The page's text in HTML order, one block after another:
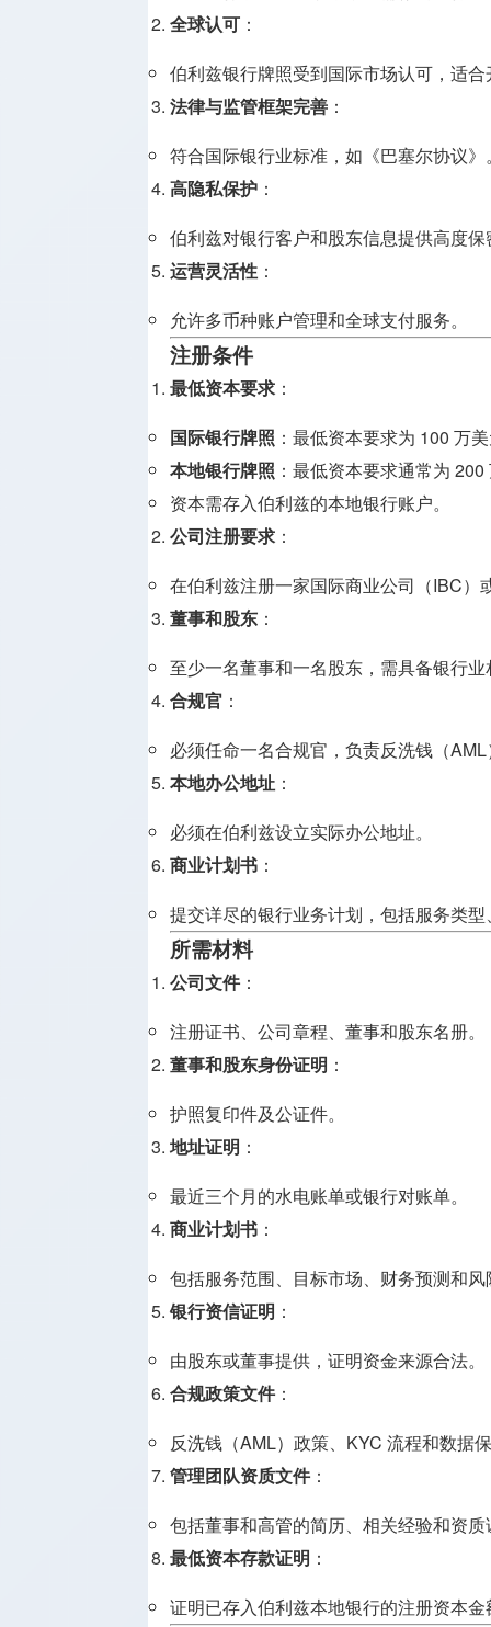
全球认可 ：
伯利兹银行牌照受到国际市场认可，适
法律与监管框架完善 ：
符合国际银行业标准，如《巴塞尔协议》
高隐私保护 ：
伯利兹对银行客户和股东信息提供高度保
运营灵活性 ：
允许多币种账户管理和全球支付服务。
注册条件
最低资本要求 ：
国际银行牌照 ：最低资本要求为 100 万
本地银行牌照 ：最低资本要求通常为
资本需存入伯利兹的本地银行账户。
公司注册要求 ：
在伯利兹注册一家国际商业公司（IBC）
董事和股东 ：
至少一名董事和一名股东，需具备银行
合规官 ：
必须任命一名合规官，负责反洗钱（
本地办公地址 ：
必须在伯利兹设立实际办公地址。
商业计划书 ：
提交详尽的银行业务计划，包括服务类
所需材料
公司文件：
注册证书、公司章程、董事和股东名册。
董事和股东身份证明 ：
护照复印件及公证件。
地址证明 ：
最近三个月的水电账单或银行对账单。
商业计划书 ：
包括服务范围、目标市场、财务预测和
银行资信证明 ：
由股东或董事提供，证明资金来源合法。
合规政策文件：
反洗钱（AML）政策、KYC 流程和数据
管理团队资质文件：
包括董事和高管的简历、相关经验和资质
最低资本存款证明 ：
证明已存入伯利兹本地银行的注册资本金